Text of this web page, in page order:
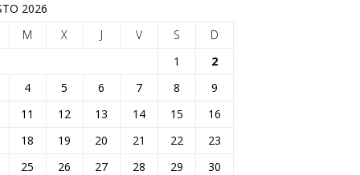
2026
M X J V S
D
1
2
4 5 6 7 8
9
11 12 13 14 15
16
18 19 20 21 22
23
25 26 27 28 29
30